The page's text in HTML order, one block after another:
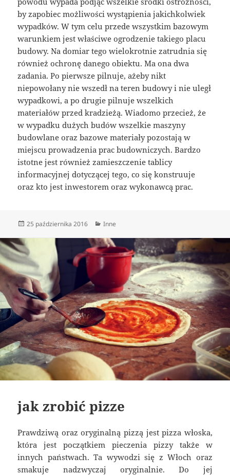
by zapobiec możliwości wystąpienia jakichkolwiek
wypadków. W tym celu przede wszystkim bazowym
warunkiem jest właściwe ogrodzenie takiego placu
budowy. Na domiar tego wielokrotnie zatrudnia się
również ochronę danego obiektu. Ma ona dwa
zadania. Po pierwsze pilnuje, ażeby nikt
niepowołany nie wszedł na teren budowy i nie uległ
wypadkowi, a po drugie pilnuje wszelkich
materiałów przed kradzieżą. Wiadomo przecież, że
w wypadku dużych budów wszelkie maszyny
budowlane oraz bazowe materiały pozostają w
miejscu prowadzenia prac budowniczych. Bardzo
istotne jest również zamieszczenie tablicy
informacyjnej dotyczącej tego, co się konstruuje
oraz kto jest inwestorem oraz wykonawcą prac.
Data
25 października 2016 Kategorie
Inne
jak zrobić pizze
Prawdziwą oraz oryginalną pizzą jest pizza włoska,
która jest początkiem pieczenia pizzy także w
innych państwach. Ta wywodzi się z Włoch oraz
smakuje nadzwyczaj oryginalnie. Do jej